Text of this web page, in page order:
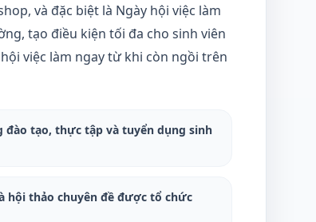
và đặc biệt là Ngày hội việc làm
tạo điều kiện tối đa cho sinh viên
việc làm ngay từ khi còn ngồi trên
đào tạo, thực tập và tuyển dụng sinh
hội thảo chuyên đề được tổ chức